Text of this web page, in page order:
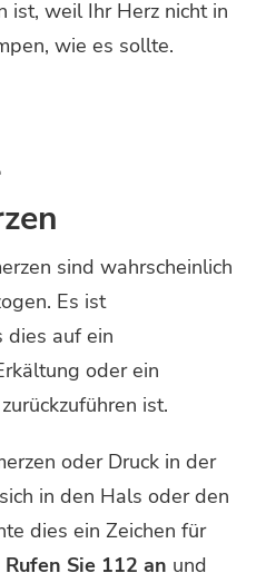
ist, weil Ihr Herz nicht in
wie es sollte.
sind wahrscheinlich
Es ist
dies auf ein
oder ein
ist.
oder Druck in der
in den Hals oder den
dies ein Zeichen für
Rufen Sie 112 an und